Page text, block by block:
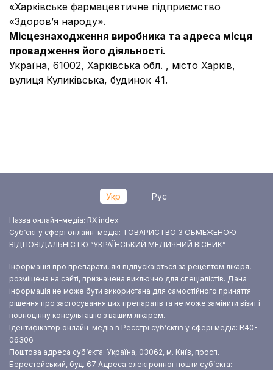
«Харківське фармацевтичне підприємство
«Здоров’я народу».
Місцезнаходження виробника та адреса місця
провадження його діяльності.
Україна, 61002, Харківська обл. , місто Харків,
вулиця Куликівська, будинок 41.
Укр Рус
Назва онлайн-медіа: RX index
Суб‘єкт у сфері онлайн-медіа: ТОВАРИСТВО З ОБМЕЖЕНОЮ
ВІДПОВІДАЛЬНІСТЮ “УКРАЇНСЬКИЙ МЕДИЧНИЙ ВІСНИК”
Інформація про препарати, які відпускаються за рецептом лікаря,
розміщена на сайті, призначена виключно для спеціалістів. Дана
інформація не може бути використана для самостійного приняття
рішення про застосування цих препаратів та не може замінити візит і
повноцінну консультацію з вашим лікарем.
Ідентифікатор онлайн-медіа в Реєстрі суб‘єктів у сфері медіа: R40-
06306
Поштова адреса суб‘єкта: Україна, 03062, м. Київ, просп.
Берестейський, буд. 67 Адреса електронної пошти суб’єкта: